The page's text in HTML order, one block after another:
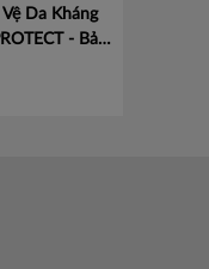
Da Kháng
- Bảo